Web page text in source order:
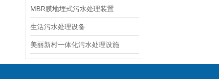
MBR膜地埋式污水处理装置
生活污水处理设备
美丽新村一体化污水处理设施